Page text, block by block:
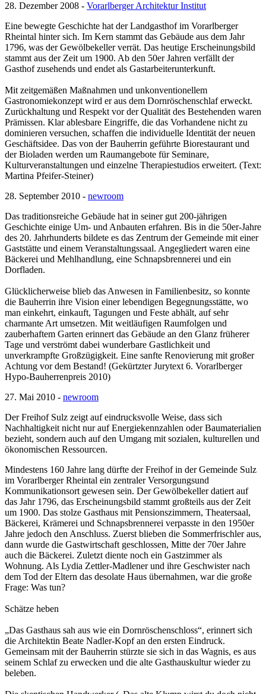
28. Dezember 2008 - Vorarlberger Architektur Institut
Eine bewegte Geschichte hat der Landgasthof im Vorarlberger
Rheintal hinter sich. Im Kern stammt das Gebäude aus dem Jahr
1796, was der Gewölbekeller verrät. Das heutige Erscheinungsbild
stammt aus der Zeit um 1900. Ab den 50er Jahren verfällt der
Gasthof zusehends und endet als Gastarbeiterunterkunft.
Mit zeitgemäßen Maßnahmen und unkonventionellem
Gastronomiekonzept wird er aus dem Dornröschenschlaf erweckt.
Zurückhaltung und Respekt vor der Qualität des Bestehenden waren
Prämissen. Klar ablesbare Eingriffe, die das Vorhandene nicht zu
dominieren versuchen, schaffen die individuelle Identität der neuen
Geschäftsidee. Das von der Bauherrin geführte Biorestaurant und
der Bioladen werden um Raumangebote für Seminare,
Kulturveranstaltungen und einzelne Therapiestudios erweitert. (Text:
Martina Pfeifer-Steiner)
28. September 2010 - newroom
Das traditionsreiche Gebäude hat in seiner gut 200-jährigen
Geschichte einige Um- und Anbauten erfahren. Bis in die 50er-Jahre
des 20. Jahrhunderts bildete es das Zentrum der Gemeinde mit einer
Gaststätte und einem Veranstaltungssaal. Angegliedert waren eine
Bäckerei und Mehlhandlung, eine Schnapsbrennerei und ein
Dorfladen.
Glücklicherweise blieb das Anwesen in Familienbesitz, so konnte
die Bauherrin ihre Vision einer lebendigen Begegnungsstätte, wo
man einkehrt, einkauft, Tagungen und Feste abhält, auf sehr
charmante Art umsetzen. Mit weitläufigen Raumfolgen und
zauberhaftem Garten erinnert das Gebäude an den Glanz früherer
Tage und verströmt dabei wunderbare Gastlichkeit und
unverkrampfte Großzügigkeit. Eine sanfte Renovierung mit großer
Achtung vor dem Bestand! (Gekürtzter Jurytext 6. Vorarlberger
Hypo-Bauherrenpreis 2010)
27. Mai 2010 - newroom
Der Freihof Sulz zeigt auf eindrucksvolle Weise, dass sich
Nachhaltigkeit nicht nur auf Energiekennzahlen oder Baumaterialien
bezieht, sondern auch auf den Umgang mit sozialen, kulturellen und
ökonomischen Ressourcen.
Mindestens 160 Jahre lang dürfte der Freihof in der Gemeinde Sulz
im Vorarlberger Rheintal ein zentraler Versorgungsund
Kommunikationsort gewesen sein. Der Gewölbekeller datiert auf
das Jahr 1796, das Erscheinungsbild stammt großteils aus der Zeit
um 1900. Das stolze Gasthaus mit Pensionszimmern, Theatersaal,
Bäckerei, Krämerei und Schnapsbrennerei verpasste in den 1950er
Jahre jedoch den Anschluss. Zuerst blieben die Sommerfrischler aus,
dann wurde die Gastwirtschaft geschlossen, Mitte der 70er Jahre
auch die Bäckerei. Zuletzt diente noch ein Gastzimmer als
Wohnung. Als Lydia Zettler-Madlener und ihre Geschwister nach
dem Tod der Eltern das desolate Haus übernahmen, war die große
Frage: Was tun?
Schätze heben
„Das Gasthaus sah aus wie ein Dornröschenschloss“, erinnert sich
die Architektin Beate Nadler-Kopf an den ersten Eindruck.
Gemeinsam mit der Bauherrin stürzte sie sich in das Wagnis, es aus
seinem Schlaf zu erwecken und die alte Gasthauskultur wieder zu
beleben.